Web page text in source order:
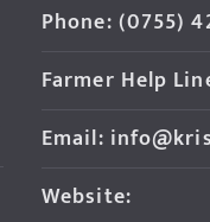
Phone: (0755)
Farmer Help
Email:
Website: